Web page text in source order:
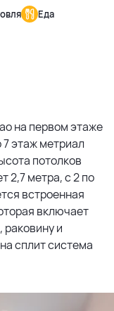
Еда
на первом этаже
7 этаж метриал
потолков
2,7 метра, с 2 по
встроенная
включает
и
сплит система